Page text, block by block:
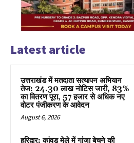
Latest article
उत्तराखंड में मतदाता सत्यापन अभियान
तेज: 24.30 लाख नोटिस जारी, 83%
का वितरण पूरा, 57 हजार से अधिक नए
वोटर पंजीकरण के आवेदन
August 6, 2026
हरिद्वार: कांवड़ मेले में गांजा बेचने की